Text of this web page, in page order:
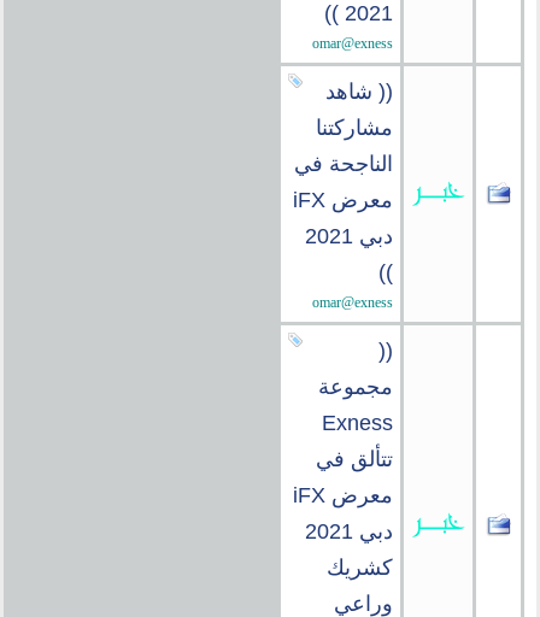
2021 ))
omar@exness
(( شاهد
مشاركتنا
الناجحة في
معرض iFX
دبي 2021
))
omar@exness
((
مجموعة
Exness
تتألق في
معرض iFX
دبي 2021
كشريك
وراعي